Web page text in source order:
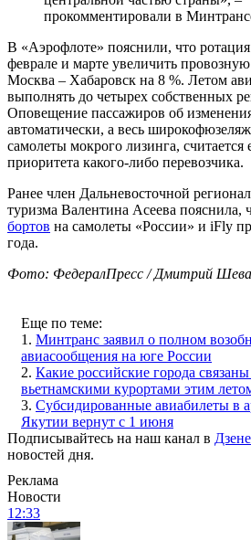
прокомментировали в
В «Аэрофлоте» пояснили, что
феврале и марте увеличить
Москва – Хабаровск на 8 %. Летом
выполнять до четырех собственных
Оповещение пассажиров об
автоматически, а весь
самолеты мокрого лизинга,
приоритета какого-либо перевозчика.
Ранее член Дальневосточной
туризма Валентина Асеева пояснила,
бортов на самолеты «России» и iFly
года.
Фото: ФедералПресс / Дмитрий
Еще по теме:
1. Минтранс заявил о полном
авиасообщения на юге России
2. Какие российские города
вьетнамскими курортами этим
3. Субсидированные авиабилеты в
Якутии вернут с 1 июня
Подписывайтесь на наш канал в Дзене
новостей дня.
Реклама
Новости
12:33